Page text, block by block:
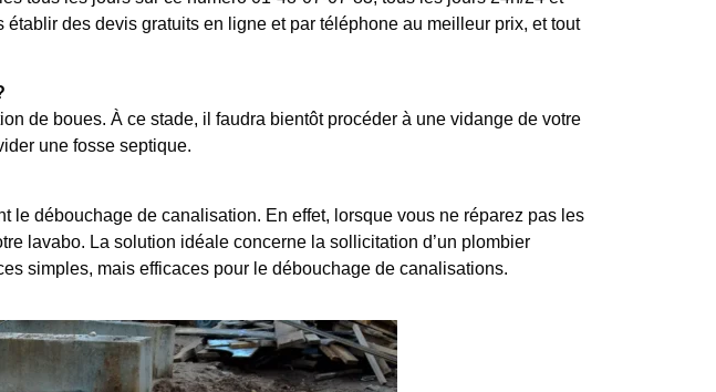
des devis gratuits en ligne et par téléphone au meilleur prix, et tout
de boues. À ce stade, il faudra bientôt procéder à une vidange de votre
une fosse septique.
le débouchage de canalisation. En effet, lorsque vous ne réparez pas les
lavabo. La solution idéale concerne la sollicitation d’un plombier
simples, mais efficaces pour le débouchage de canalisations.